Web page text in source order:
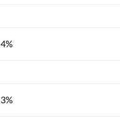
4%
3%